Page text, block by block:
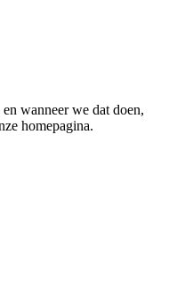
wanneer we dat doen,
homepagina.